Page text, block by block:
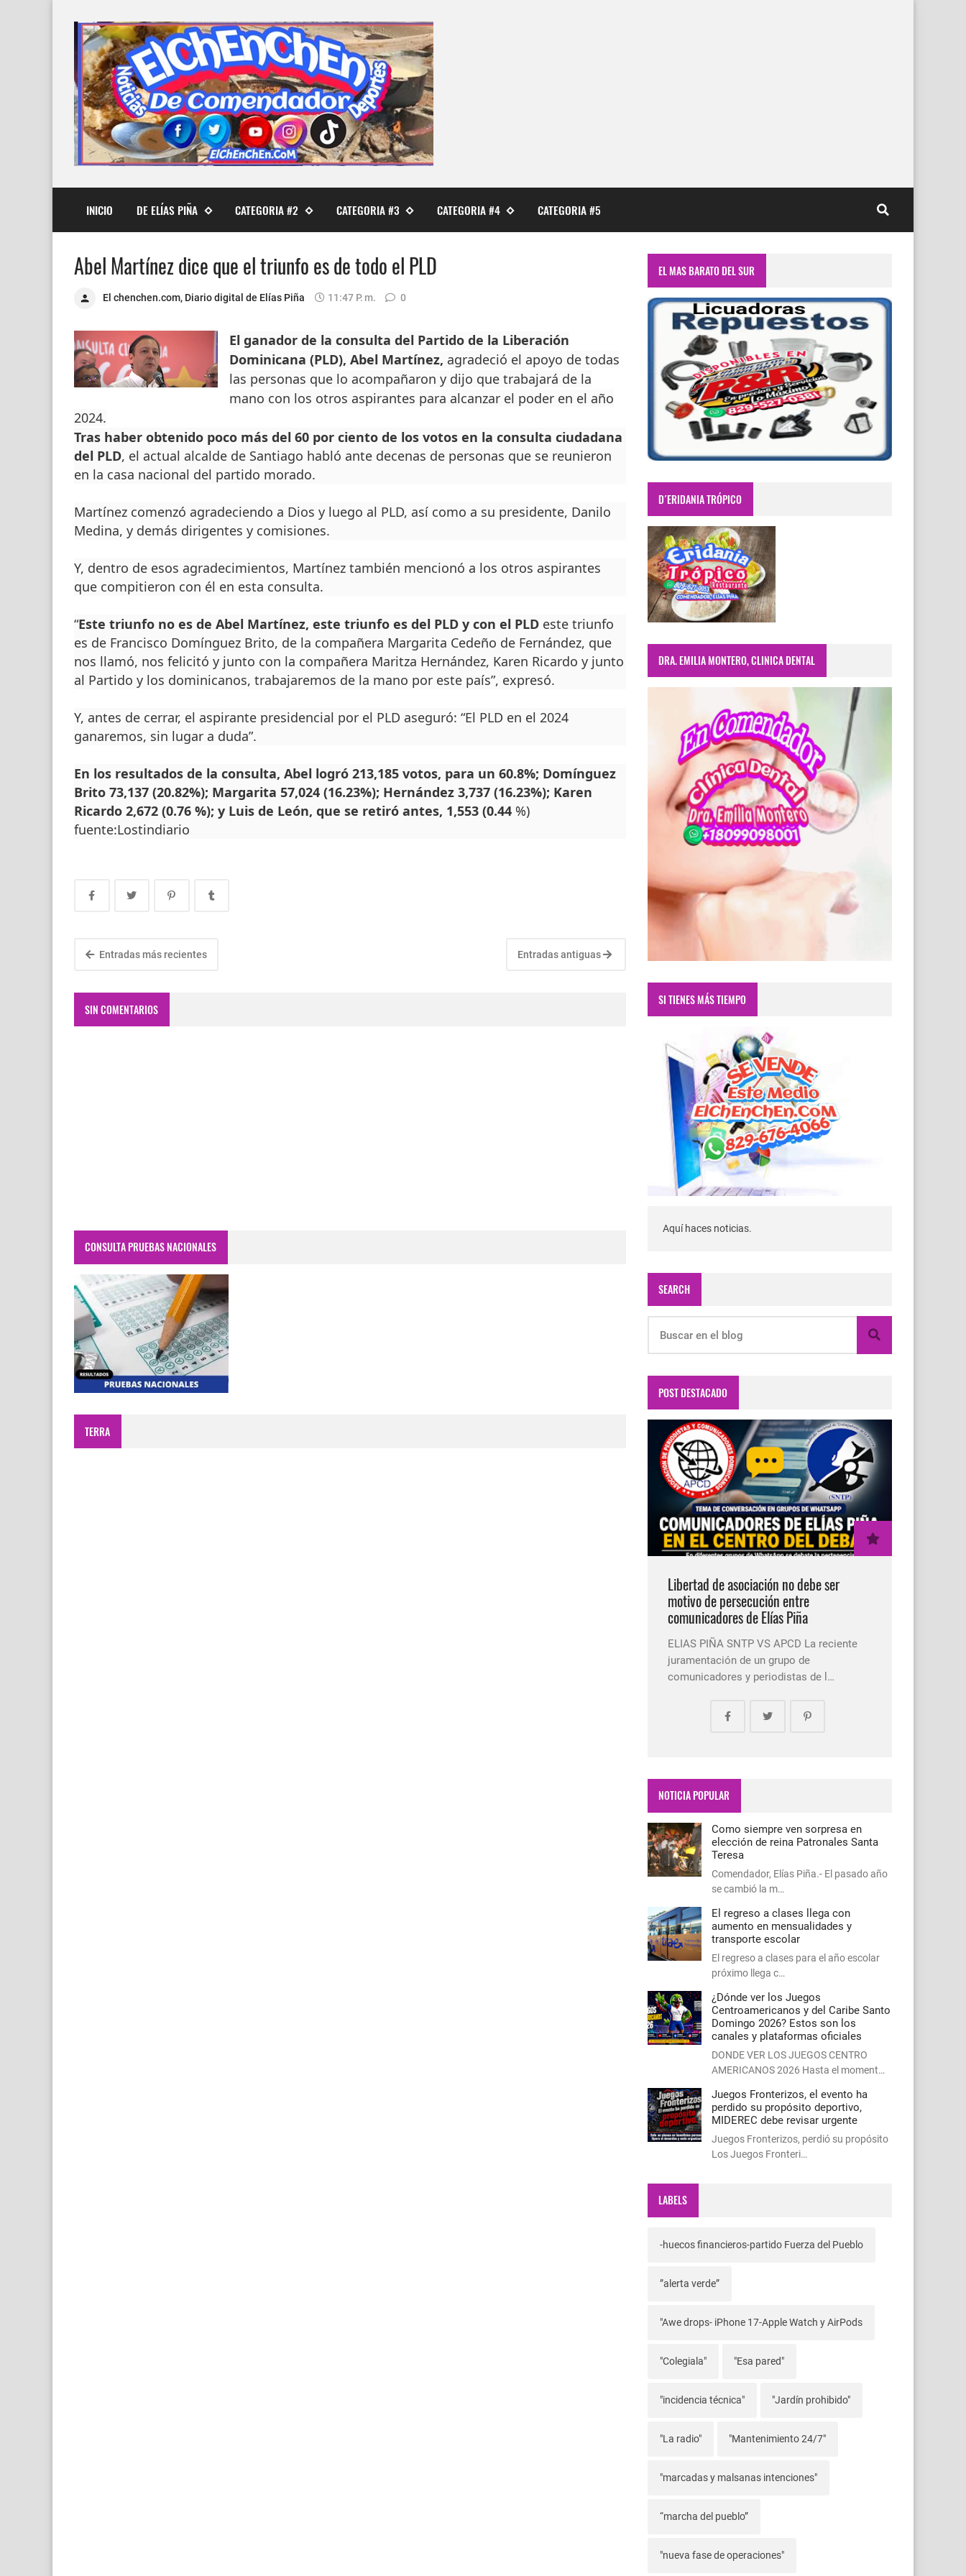
INICIO DE ELÍAS PIÑA CATEGORIA #2 CATEGORIA #3 CATEGORIA #4 CATEGORIA #5
Abel Martínez dice que el triunfo es de todo el PLD
El chenchen.com, Diario digital de Elías Piña 11:47 P. M. 0
El ganador de la consulta del Partido de la Liberación
Dominicana (PLD), Abel Martínez, agradeció el apoyo de todas
las personas que lo acompañaron y dijo que trabajará de la
mano con los otros aspirantes para alcanzar el poder en el año
2024.
Tras haber obtenido poco más del 60 por ciento de los votos en la consulta ciudadana
del PLD, el actual alcalde de Santiago habló ante decenas de personas que se reunieron
en la casa nacional del partido morado.
Martínez comenzó agradeciendo a Dios y luego al PLD, así como a su presidente, Danilo
Medina, y demás dirigentes y comisiones.
Y, dentro de esos agradecimientos, Martínez también mencionó a los otros aspirantes
que compitieron con él en esta consulta.
“Este triunfo no es de Abel Martínez, este triunfo es del PLD y con el PLD este triunfo
es de Francisco Domínguez Brito, de la compañera Margarita Cedeño de Fernández, que
nos llamó, nos felicitó y junto con la compañera Maritza Hernández, Karen Ricardo y junto
al Partido y los dominicanos, trabajaremos de la mano por este país”, expresó.
Y, antes de cerrar, el aspirante presidencial por el PLD aseguró: “El PLD en el 2024
ganaremos, sin lugar a duda”.
En los resultados de la consulta, Abel logró 213,185 votos, para un 60.8%; Domínguez
Brito 73,137 (20.82%); Margarita 57,024 (16.23%); Hernández 3,737 (16.23%); Karen
Ricardo 2,672 (0.76 %); y Luis de León, que se retiró antes, 1,553 (0.44 %)
fuente:Lostindiario
Entradas más recientes Entradas antiguas
SIN COMENTARIOS
CONSULTA PRUEBAS NACIONALES
TERRA
EL MAS BARATO DEL SUR
D´ERIDANIA TRÓPICO
DRA. EMILIA MONTERO, CLINICA DENTAL
SI TIENES MÁS TIEMPO
Aquí haces noticias.
SEARCH
POST DESTACADO
Libertad de asociación no debe ser
motivo de persecución entre
comunicadores de Elías Piña
ELIAS PIÑA SNTP VS APCD La reciente
juramentación de un grupo de
comunicadores y periodistas de l…
NOTICIA POPULAR
Como siempre ven sorpresa en
elección de reina Patronales Santa
Teresa
Comendador, Elías Piña.- El pasado año
se cambió la m…
El regreso a clases llega con
aumento en mensualidades y
transporte escolar
El regreso a clases para el año escolar
próximo llega c…
¿Dónde ver los Juegos
Centroamericanos y del Caribe Santo
Domingo 2026? Estos son los
canales y plataformas oficiales
DONDE VER LOS JUEGOS CENTRO
AMERICANOS 2026 Hasta el moment…
Juegos Fronterizos, el evento ha
perdido su propósito deportivo,
MIDEREC debe revisar urgente
Juegos Fronterizos, perdió su propósito
Los Juegos Fronteri…
LABELS
-huecos financieros-partido Fuerza del Pueblo
”alerta verde”
"Awe drops- iPhone 17-Apple Watch y AirPods
"Colegiala" "Esa pared"
"incidencia técnica" "Jardín prohibido"
"La radio" "Mantenimiento 24/7"
"marcadas y malsanas intenciones"
“marcha del pueblo”
"nueva fase de operaciones"